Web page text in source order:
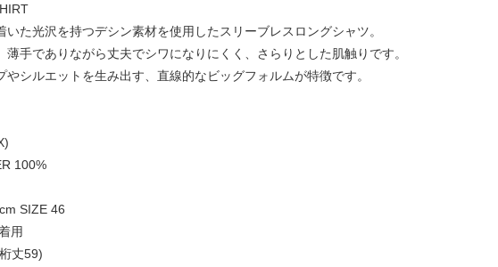
いた光沢を持つデシン素材を使用したスリーブレスロングシャツ。
薄手でありながら丈夫でシワになりにくく、さらりとした肌触りです。
シルエットを生み出す、直線的なビッグフォルムが特徴です。
100%
SIZE 46
用
丈59)